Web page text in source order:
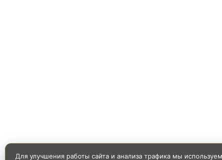
Для улучшения работы сайта и анализа трафика мы используем